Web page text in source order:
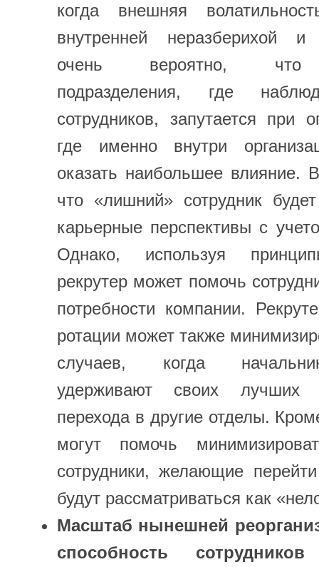
когда внешняя
внутренней неразберихой и
очень вероятно, что
подразделения, где
сотрудников, запутается при
где именно внутри
оказать наибольшее влияние.
что «лишний» сотрудник
карьерные перспективы с
Однако, используя
рекрутер может помочь
потребности компании.
ротации может также
случаев, когда
удерживают своих лучших
перехода в другие отделы.
могут помочь
сотрудники, желающие
будут рассматриваться как
Масштаб нынешней
способность